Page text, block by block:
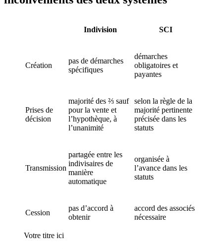
Indivision SCI
Création
pas de démarches
spécifiques
démarches
obligatoires et
payantes
Prises de
décision
majorité des ⅔ sauf
pour la vente et
l’hypothèque, à
l’unanimité
selon la règle de la
majorité pertinente
précisée dans les
statuts
Transmission
partagée entre les
indivisaires de
manière
automatique
organisée à
l’avance dans les
statuts
Cession
pas d’accord à
obtenir
accord des associés
nécessaire
Votre titre ici